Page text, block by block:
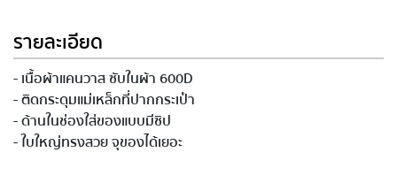
รายละเอียด
- เนื้อผ้าแคนวาส ซับในผ้า 600D
- ติดกระดุมแม่เหล็กที่ปากกระเป๋า
- ด้านในช่องใส่ของแบบมีซิป
- ใบใหญ่ทรงสวย จุของได้เยอะ